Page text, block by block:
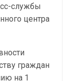
службы
центра
граждан
на 1